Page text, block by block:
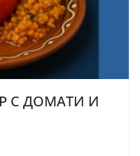
С ДОМАТИ И